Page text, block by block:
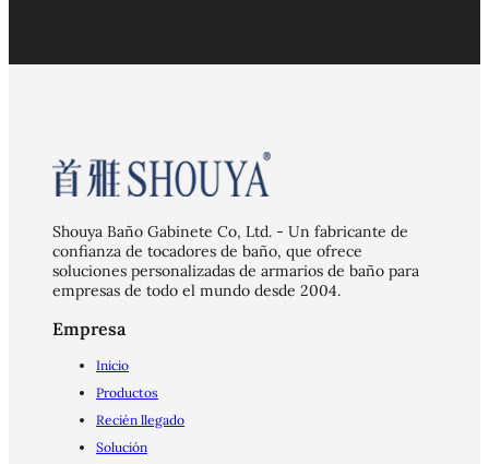
Shouya Baño Gabinete Co, Ltd. - Un fabricante de
confianza de tocadores de baño, que ofrece
soluciones personalizadas de armarios de baño para
empresas de todo el mundo desde 2004.
Empresa
Inicio
Productos
Recién llegado
Solución